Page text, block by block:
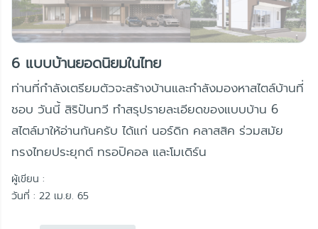
6 แบบบ้านยอดนิยมในไทย
ท่านที่กำลังเตรียมตัวจะสร้างบ้านและกำลังมองหาสไตล์บ้านที่
ชอบ วันนี้ สิริปันทวี ทำสรุปรายละเอียดของแบบบ้าน 6
สไตล์มาให้อ่านกันครับ ได้แก่ นอร์ดิก คลาสสิค ร่วมสมัย
ทรงไทยประยุกต์ ทรอปิคอล และโมเดิร์น
ผู้เขียน :
วันที่ : 22 เม.ย. 65